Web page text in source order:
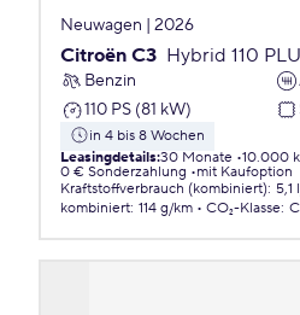
Neuwagen | 2026
Citroën C3 Hybrid 110
Benzin
110 PS (81 kW)
in 4 bis 8 Wochen
Leasingdetails:30 Monate 10.000
0 € Sonderzahlung
mit Kaufoption
Kraftstoffverbrauch (kombiniert): 5,1
kombiniert: 114 g/km CO₂-Klasse: C